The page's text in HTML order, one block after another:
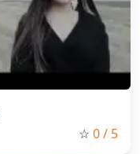
☆ 0/ 5